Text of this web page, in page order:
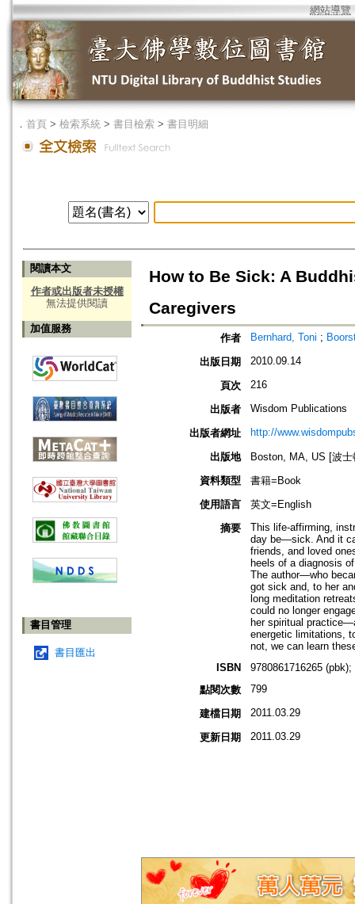
網站導覽
． 首頁 > 檢索系統 > 書目檢索 > 書目明細
閱讀本文
作者或出版者未授權
無法提供閱讀
加值服務
書目管理
書目匯出
How to Be Sick: A
Caregivers
作者 Bernhard, Toni ;
出版日期 2010.09.14
頁次 216
出版者 Wisdom Publications
出版者網址 http://
出版地
Boston, MA, US [波
資料類型
書籍=Book
使用語言
英文=English
摘要
This life-affirming,
day be—sick. And it
friends, and loved
heels of a diagnosis
The author—who
got sick and, to her
long meditation
could no longer
her spiritual
energetic limitations,
not, we can learn
ISBN
9780861716265
點閱次數
799
建檔日期 2011.03.29
更新日期 2011.03.29